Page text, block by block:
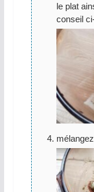
le plat
conseil